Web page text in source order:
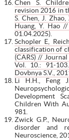
Chen S.
revision 2016 in
S. Chen, J. Zhao,
Huang, Y. Hao
01.04.2025).
Schopler E,
classification of
(CARS) //
Vol. 10.: 91-
Dovbnya S.V.,
Li H.H., Feng
Development
Children With
981.
Zwick G.P.,
disorder and
Neuroscience,